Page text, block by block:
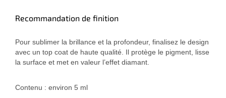
Recommandation de finition
Pour sublimer la brillance et la profondeur, finalisez le design
avec un top coat de haute qualité. Il protège le pigment, lisse
la surface et met en valeur l’effet diamant.
Contenu : environ 5 ml